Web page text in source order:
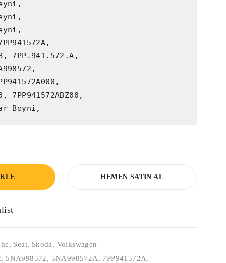
7PP.941.572.A,
7PP941572ABZ00,
Beyni,
HEMEN SATIN AL
, Seat, Skoda, Volkswagen
, 5NA998572, 5NA998572A , 7PP941572A,